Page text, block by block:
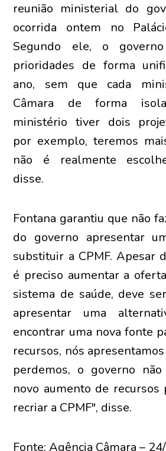
reunião ministerial do
ocorrida ontem no
Segundo ele, o
prioridades de forma
ano, sem que cada
Câmara de forma
ministério tiver dois
por exemplo, teremos
não é realmente
disse.
Fontana garantiu que não
do governo apresentar
substituir a CPMF. Apesar
é preciso aumentar a
sistema de saúde, deve
apresentar uma
encontrar uma nova fonte
recursos, nós
perdemos, o governo
novo aumento de recursos
recriar a CPMF", disse.
Fonte: Agência Câmara –